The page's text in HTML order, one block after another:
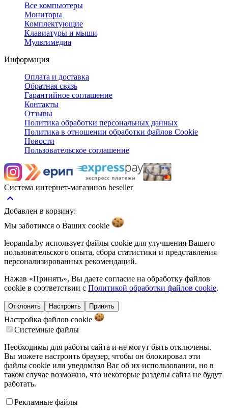
Все компьютеры
Мониторы
Комплектующие
Клавиатуры и мыши
Мультимедиа
Информация
Оплата и доставка
Обратная связь
Гарантийное соглашение
Контакты
Отзывы
Политика обработки персональных данных
Политика в отношении обработки файлов Cookie
Новости
Пользовательское соглашение
Система интернет-магазинов beseller
keyboard_arrow_up
Добавлен в корзину:
Мы заботимся о Ваших cookie
leopanda.by использует файлы cookie для улучшения Вашего
пользовательского опыта, сбора статистики и представления
персонализированных рекомендаций.
Нажав «Принять», Вы даете согласие на обработку файлов
cookie в соответствии с Политикой обработки файлов cookie.
Отклонить Настроить Принять
Настройка файлов cookie
Системные файлы
Необходимы для работы сайта и не могут быть отключены.
Вы можете настроить браузер, чтобы он блокировал эти
файлы cookie или уведомлял Вас об их использовании, но в
таком случае возможно, что некоторые разделы сайта не будут
работать.
Рекламные файлы